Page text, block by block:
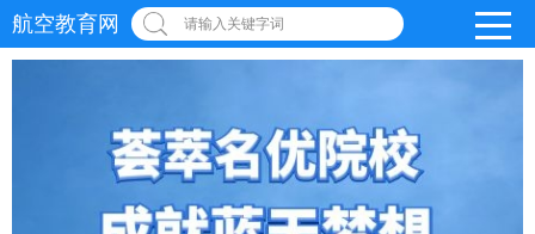
航空教育网 请输入关键字词